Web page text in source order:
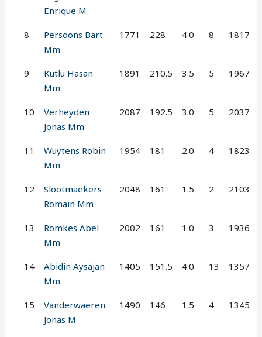
Enrique M
8
Persoons Bart
Mm
1771 228 4.0 8 1817
9
Kutlu Hasan
Mm
1891 210.5 3.5 5 1967
10
Verheyden
Jonas Mm
2087 192.5 3.0 5 2037
11
Wuytens Robin
Mm
1954 181 2.0 4 1823
12
Slootmaekers
Romain Mm
2048 161 1.5 2 2103
13
Romkes Abel
Mm
2002 161 1.0 3 1936
14
Abidin Aysajan
Mm
1405 151.5 4.0 13 1357
15
Vanderwaeren
Jonas M
1490 146 1.5 4 1345